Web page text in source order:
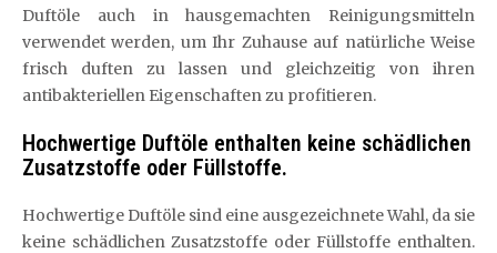
Duftöle auch in hausgemachten Reinigungsmitteln
verwendet werden, um Ihr Zuhause auf natürliche Weise
frisch duften zu lassen und gleichzeitig von ihren
antibakteriellen Eigenschaften zu profitieren.
Hochwertige Duftöle enthalten keine schädlichen
Zusatzstoffe oder Füllstoffe.
Hochwertige Duftöle sind eine ausgezeichnete Wahl, da sie
keine schädlichen Zusatzstoffe oder Füllstoffe enthalten.